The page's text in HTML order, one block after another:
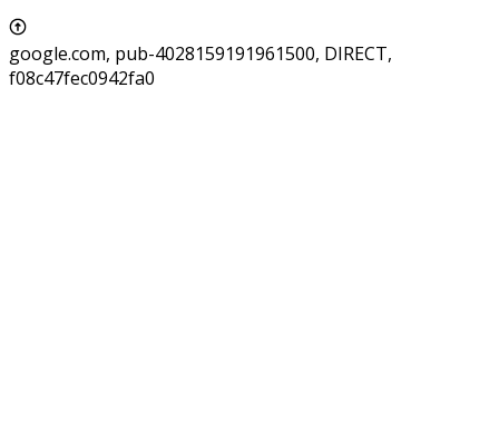
google.com, pub-4028159191961500, DIRECT,
f08c47fec0942fa0